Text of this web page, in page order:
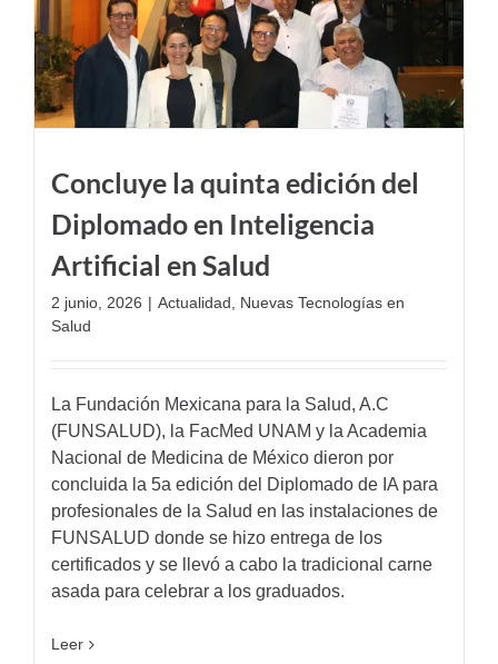
Concluye la quinta edición del
Diplomado en Inteligencia
Artificial en Salud
2 junio, 2026 | Actualidad
Nuevas Tecnologías en
Salud
La Fundación Mexicana para la Salud, A.C
(FUNSALUD), la FacMed UNAM y la Academia
Nacional de Medicina de México dieron por
concluida la 5a edición del Diplomado de IA para
profesionales de la Salud en las instalaciones de
FUNSALUD donde se hizo entrega de los
certificados y se llevó a cabo la tradicional carne
asada para celebrar a los graduados.
Leer